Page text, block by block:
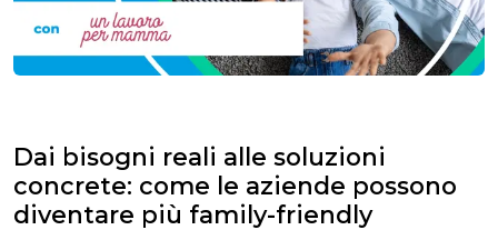
Dai bisogni reali alle soluzioni
concrete: come le aziende possono
diventare più family-friendly